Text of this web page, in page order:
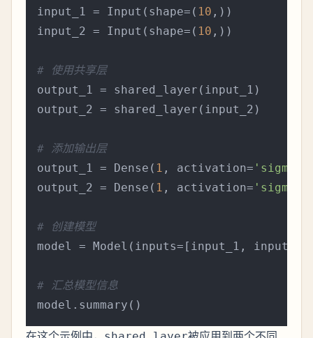
input_1 = Input(shape=( 10 ,))
input_2 = Input(shape=( 10 ,))
# 使用共享层
output_1 = shared_layer(input_1)
output_2 = shared_layer(input_2)
# 添加输出层
output_1 = Dense( 1 , activation=
output_2 = Dense( 1 , activation=
# 创建模型
model = Model(inputs=[input_1,
# 汇总模型信息